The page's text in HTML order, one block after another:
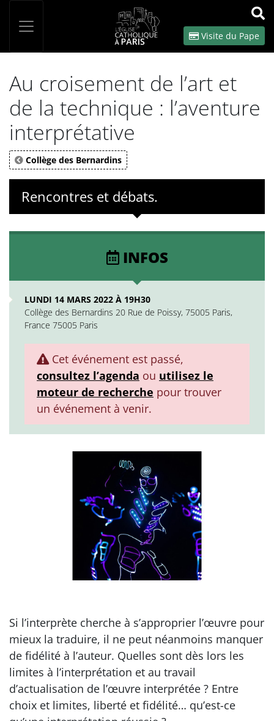
OK
Visite du Pape
Au croisement de l’art et
de la technique : l’aventure
interprétative
Collège des Bernardins
Rencontres et débats.
INFOS
LUNDI 14 MARS 2022 À 19H30
Collège des Bernardins 20 Rue de Poissy, 75005 Paris,
France 75005 Paris
Cet événement est passé,
consultez l’agenda ou utilisez le
moteur de recherche pour trouver
un événement à venir.
Si l’interprète cherche à s’approprier l’œuvre pour
mieux la traduire, il ne peut néanmoins manquer
de fidélité à l’auteur. Quelles sont dès lors les
limites à l’interprétation et au travail
d’actualisation de l’œuvre interprétée ? Entre
choix et limites, liberté et fidélité… qu’est-ce
Panneau de gestion des cookies